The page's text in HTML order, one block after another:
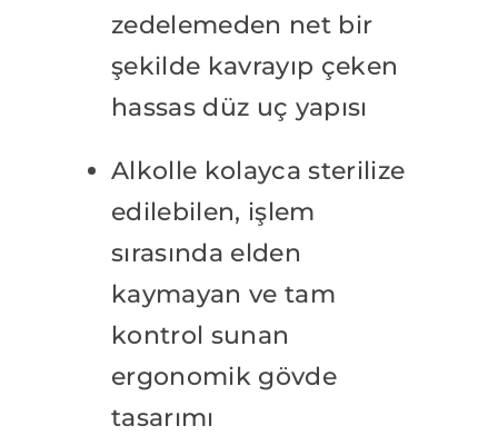
zedelemeden net bir
şekilde kavrayıp çeken
hassas düz uç yapısı
Alkolle kolayca sterilize
edilebilen, işlem
sırasında elden
kaymayan ve tam
kontrol sunan
ergonomik gövde
tasarımı